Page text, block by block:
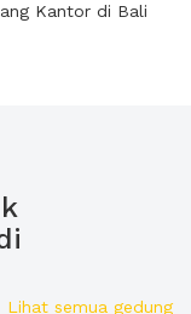
Kantor di Bali
Lihat semua gedung